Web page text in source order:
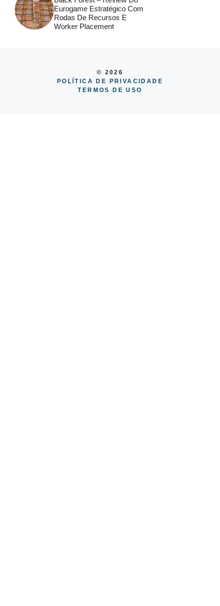
Eurogame Estratégico Com
Rodas De Recursos E
Worker Placement
© 2026
POLÍTICA DE PRIVACIDADE
TERMOS DE USO